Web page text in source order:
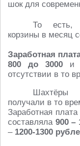
То есть,
корзины в месяц
Заработная
800 до 3000 и
отсутствии в то
получали в то
Заработная
составляла 900 –
– 1200-1300